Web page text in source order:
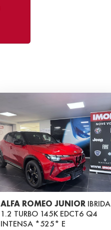
ALFA ROMEO JUNIOR IBRIDA
1.2 TURBO 145K EDCT6 Q4
INTENSA *525* E